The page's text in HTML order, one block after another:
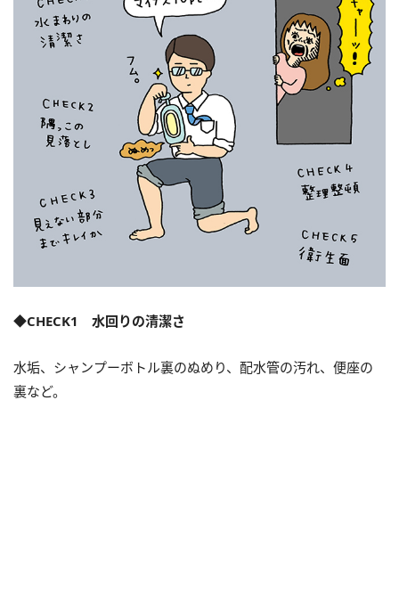
◆CHECK1 水回りの清潔さ
水垢、シャンプーボトル裏のぬめり、配水管の汚れ、便座の
裏など。